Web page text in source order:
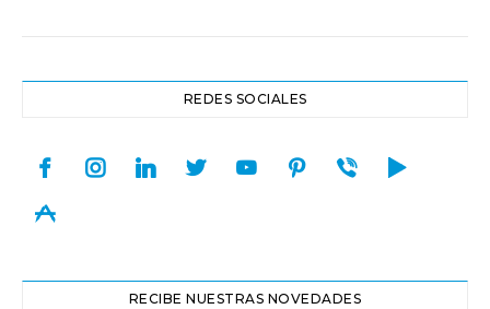
REDES SOCIALES
facebookinstagramlinkedintwitteryoutubepinterest
viber play
appstore
RECIBE NUESTRAS NOVEDADES